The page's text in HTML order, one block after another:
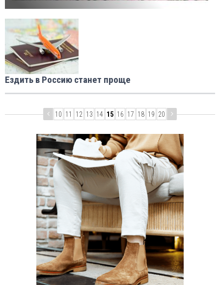
Ездить в Россию станет проще
10 11 12 13 14 15 16 17 18 19 20